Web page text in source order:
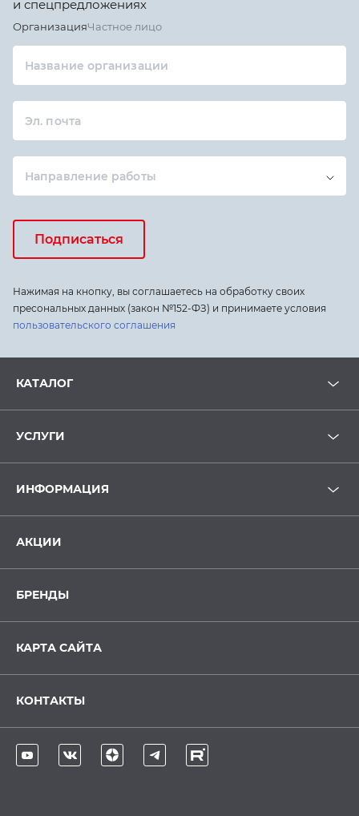
и спецпредложениях
ОрганизацияЧастное лицо
Название организации
Эл. почта
Направление работы
Подписаться
Нажимая на кнопку, вы соглашаетесь на обработку своих
пресональных данных (закон №152-ФЗ) и принимаете условия
пользовательского соглашения
КАТАЛОГ
УСЛУГИ
ИНФОРМАЦИЯ
АКЦИИ
БРЕНДЫ
КАРТА САЙТА
КОНТАКТЫ